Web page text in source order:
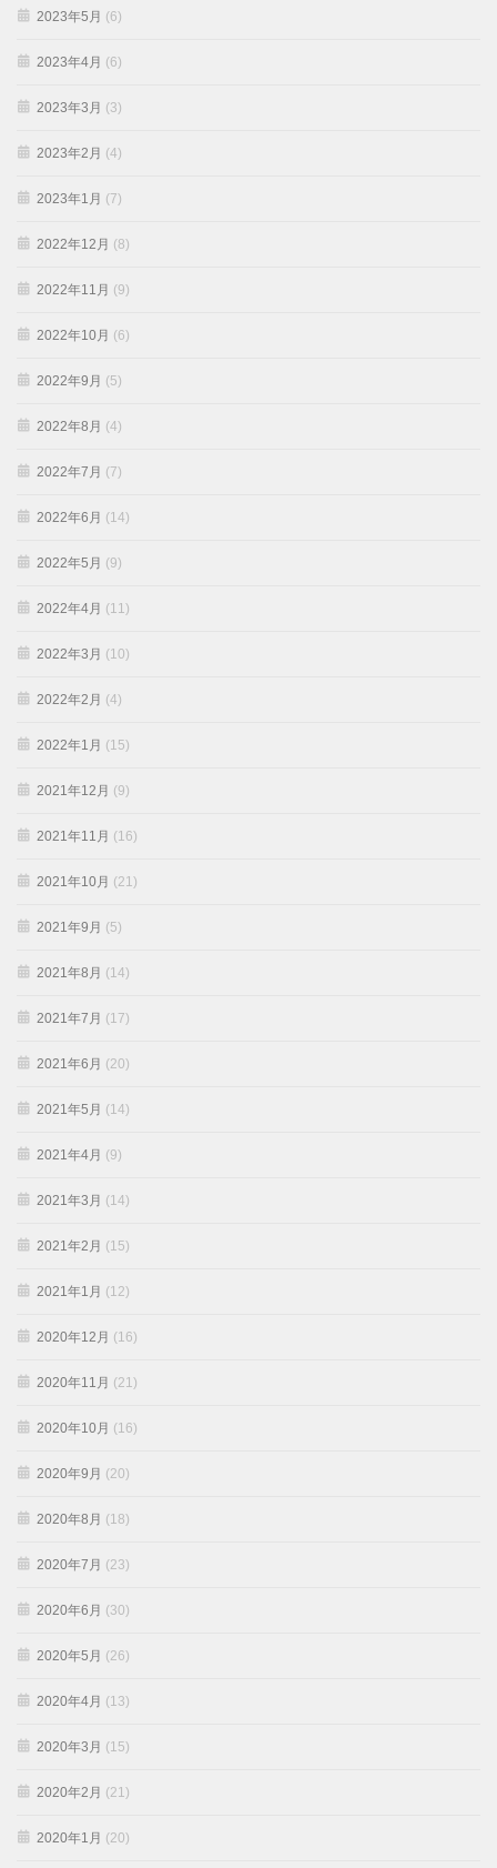
2023年5月 (6)
2023年4月 (6)
2023年3月 (3)
2023年2月 (4)
2023年1月 (7)
2022年12月 (8)
2022年11月 (9)
2022年10月 (6)
2022年9月 (5)
2022年8月 (4)
2022年7月 (7)
2022年6月 (14)
2022年5月 (9)
2022年4月 (11)
2022年3月 (10)
2022年2月 (4)
2022年1月 (15)
2021年12月 (9)
2021年11月 (16)
2021年10月 (21)
2021年9月 (5)
2021年8月 (14)
2021年7月 (17)
2021年6月 (20)
2021年5月 (14)
2021年4月 (9)
2021年3月 (14)
2021年2月 (15)
2021年1月 (12)
2020年12月 (16)
2020年11月 (21)
2020年10月 (16)
2020年9月 (20)
2020年8月 (18)
2020年7月 (23)
2020年6月 (30)
2020年5月 (26)
2020年4月 (13)
2020年3月 (15)
2020年2月 (21)
2020年1月 (20)